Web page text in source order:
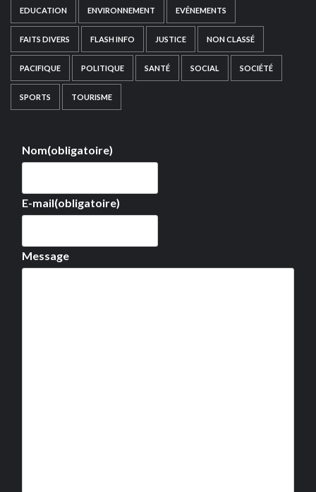
EDUCATION ENVIRONNEMENT EVÉNEMENTS
FAITS DIVERS FLASH INFO JUSTICE NON CLASSÉ
PACIFIQUE POLITIQUE SANTÉ SOCIAL SOCIÉTÉ
SPORTS TOURISME
Nom(obligatoire)
E-mail(obligatoire)
Message